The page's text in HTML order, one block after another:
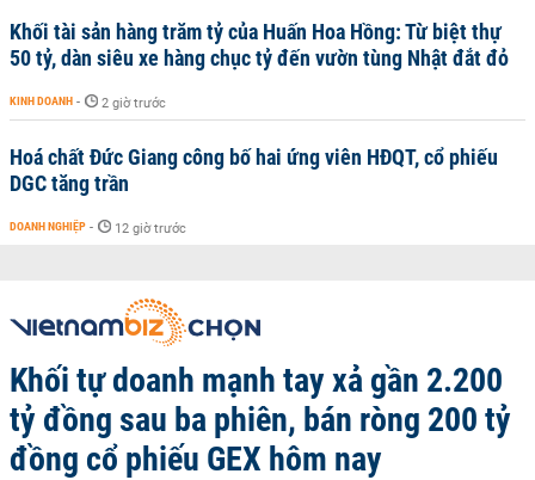
Khối tài sản hàng trăm tỷ của Huấn Hoa Hồng: Từ biệt thự
50 tỷ, dàn siêu xe hàng chục tỷ đến vườn tùng Nhật đắt đỏ
KINH DOANH - 2 giờ trước
Hoá chất Đức Giang công bố hai ứng viên HĐQT, cổ phiếu
DGC tăng trần
DOANH NGHIỆP - 12 giờ trước
Khối tự doanh mạnh tay xả gần 2.200
tỷ đồng sau ba phiên, bán ròng 200 tỷ
đồng cổ phiếu GEX hôm nay